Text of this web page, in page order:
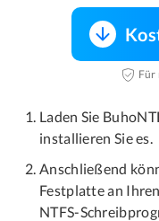
Für
Laden Sie
installieren Sie es.
Anschließend
Festplatte an
NTFS-